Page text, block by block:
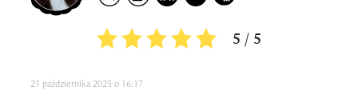
5 / 5
21 października 2025 o 16:17